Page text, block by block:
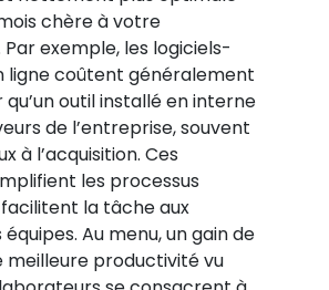
chère à votre
exemple, les logiciels-
ligne coûtent généralement
outil installé en interne
de l’entreprise, souvent
à l’acquisition. Ces
les processus
la tâche aux
Au menu, un gain de
meilleure productivité vu